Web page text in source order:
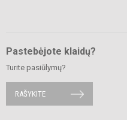
Pastebėjote klaidų?
Turite pasiūlymų?
RAŠYKITE